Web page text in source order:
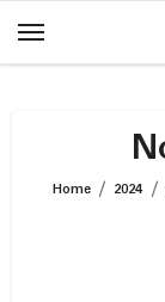
Home 2024